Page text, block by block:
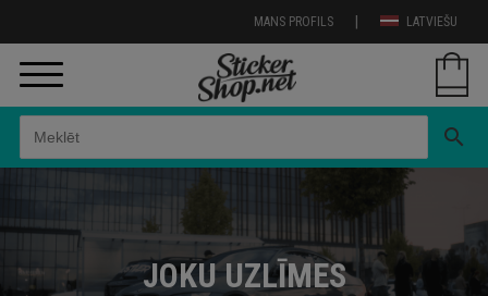
LATVIEŠU
|
MANS PROFILS
search
JOKU UZLĪMES